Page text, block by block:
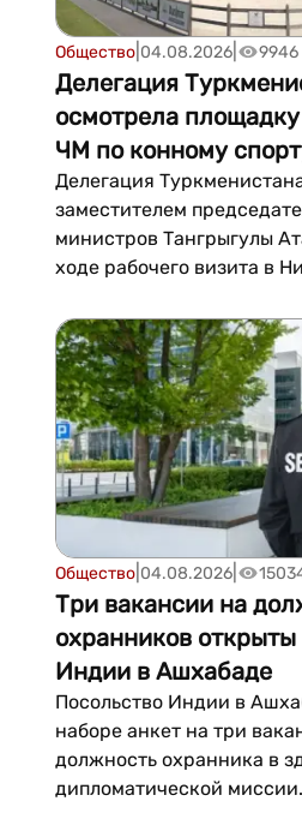
Общество| 04.08.2026| 9946
Делегация
осмотрела
ЧМ по конному
Нидерландах
Делегация
заместителем
министров Тангрыгулы
ходе рабочего визита в
Peelbergen в городе
проведения
по конному спорту среди
скакунов. Об этом
туркменского посольства....
Общество| 04.08.2026|
Три вакансии на
охранников открыты
Индии в Ашхабаде
Посольство Индии в
наборе анкет на три
должность охранника в
дипломатической